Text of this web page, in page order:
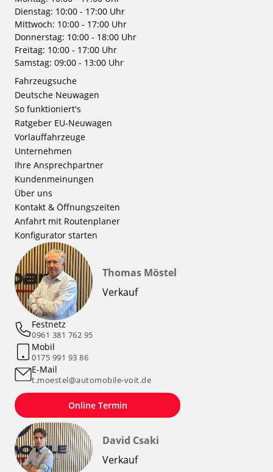
Dienstag: 10:00 - 17:00 Uhr
Mittwoch: 10:00 - 17:00 Uhr
Donnerstag: 10:00 - 18:00 Uhr
Freitag: 10:00 - 17:00 Uhr
Samstag: 09:00 - 13:00 Uhr
Fahrzeugsuche
Deutsche Neuwagen
So funktioniert's
Ratgeber EU-Neuwagen
Vorlauffahrzeuge
Unternehmen
Ihre Ansprechpartner
Kundenmeinungen
Über uns
Kontakt & Öffnungszeiten
Anfahrt mit Routenplaner
Konfigurator starten
Thomas Möstel
Verkauf
Festnetz
0961 381 762 95
Mobil
0175 991 93 86
E-Mail
t.moestel@automobile-voit.de
Online Termin
David Csaki
Verkauf